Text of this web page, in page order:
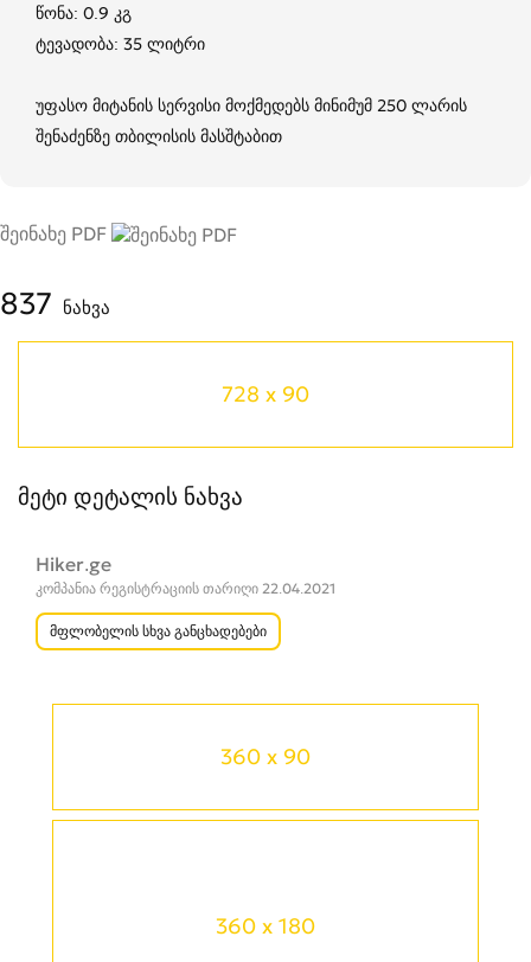
360 x 90
360 x 180
წონა: 0.9 კგ
ტევადობა: 35 ლიტრი
უფასო მიტანის სერვისი მოქმედებს მინიმუმ 250 ლარის
შენაძენზე თბილისის მასშტაბით
შეინახე PDF
837 ნახვა
728 x 90
მეტი დეტალის ნახვა
Hiker.ge
კომპანია რეგისტრაციის თარიღი 22.04.2021
მფლობელის სხვა განცხადებები